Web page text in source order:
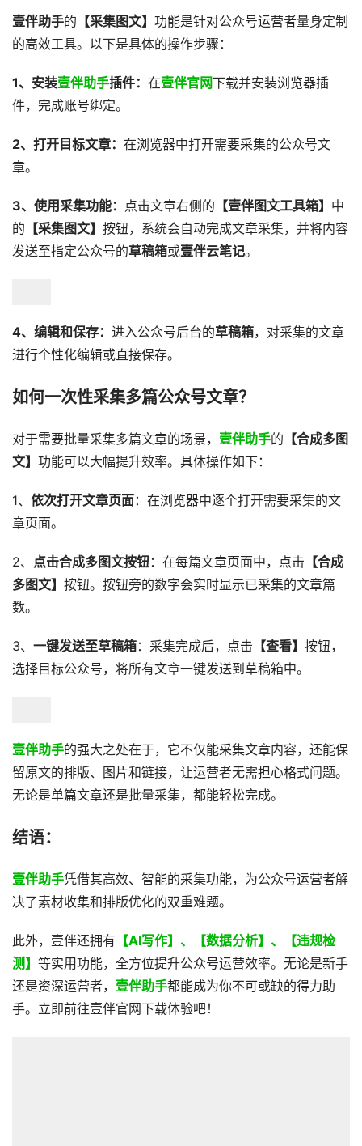
壹伴助手的 【采集图文】 功能是针对公众号运营者量身定制
的高效工具。以下是具体的操作步骤：
1、安装壹伴助手插件： 在壹伴官网下载并安装浏览器插
件，完成账号绑定。
2、打开目标文章： 在浏览器中打开需要采集的公众号文
章。
3、使用采集功能： 点击文章右侧的 【壹伴图文工具箱】 中
的 【采集图文】 按钮，系统会自动完成文章采集，并将内容
发送至指定公众号的草稿箱或壹伴云笔记。
4、编辑和保存： 进入公众号后台的草稿箱，对采集的文章
进行个性化编辑或直接保存。
如何一次性采集多篇公众号文章？
对于需要批量采集多篇文章的场景， 壹伴助手的 【合成多图
文】 功能可以大幅提升效率。具体操作如下：
1、 依次打开文章页面：在浏览器中逐个打开需要采集的文
章页面。
2、 点击合成多图文按钮：在每篇文章页面中，点击 【合成
多图文】 按钮。按钮旁的数字会实时显示已采集的文章篇
数。
3、 一键发送至草稿箱：采集完成后，点击 【查看】 按钮，
选择目标公众号，将所有文章一键发送到草稿箱中。
壹伴助手的强大之处在于，它不仅能采集文章内容，还能保
留原文的排版、图片和链接，让运营者无需担心格式问题。
无论是单篇文章还是批量采集，都能轻松完成。
结语：
壹伴助手凭借其高效、智能的采集功能，为公众号运营者解
决了素材收集和排版优化的双重难题。
此外，壹伴还拥有 【AI写作】、【数据分析】、【违规检
测】 等实用功能，全方位提升公众号运营效率。无论是新手
还是资深运营者， 壹伴助手都能成为你不可或缺的得力助
手。立即前往壹伴官网下载体验吧！